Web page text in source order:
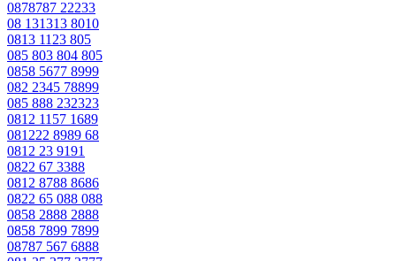
0878787 22233
08 131313 8010
0813 1123 805
085 803 804 805
0858 5677 8999
082 2345 78899
085 888 232323
0812 1157 1689
081222 8989 68
0812 23 9191
0822 67 3388
0812 8788 8686
0822 65 088 088
0858 2888 2888
0858 7899 7899
08787 567 6888